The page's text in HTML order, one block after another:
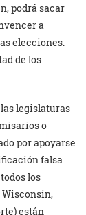
podrá sacar
a
elecciones.
de los
legislaturas
o
por apoyarse
falsa
los
Wisconsin,
están